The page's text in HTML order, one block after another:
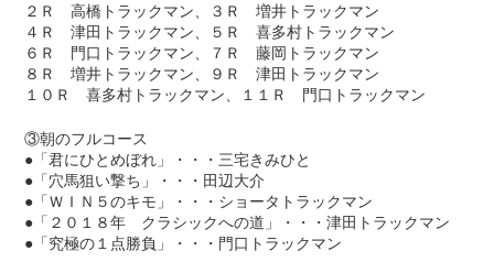
２Ｒ 高橋トラックマン、３Ｒ 増井トラックマン
４Ｒ 津田トラックマン、５Ｒ 喜多村トラックマン
６Ｒ 門口トラックマン、７Ｒ 藤岡トラックマン
８Ｒ 増井トラックマン、９Ｒ 津田トラックマン
１０Ｒ 喜多村トラックマン、１１Ｒ 門口トラックマン
③朝のフルコース
●「君にひとめぼれ」・・・三宅きみひと
●「穴馬狙い撃ち」・・・田辺大介
●「ＷＩＮ５のキモ」・・・ショータトラックマン
●「２０１８年 クラシックへの道」・・・津田トラックマン
●「究極の１点勝負」・・・門口トラックマン